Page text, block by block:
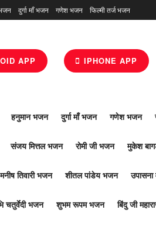
दुर्गा माँ भजन गणेश भजन फिल्मी तर्ज भजन
APP IPHONE APP
हनुमान भजन दुर्गा माँ भजन गणेश भजन
संजय मित्तल भजन रोमी जी भजन मुकेश
मनीष तिवारी भजन शीतल पांडेय भजन
चतुर्वेदी भजन शुभम रूपम भजन बिंदु जी